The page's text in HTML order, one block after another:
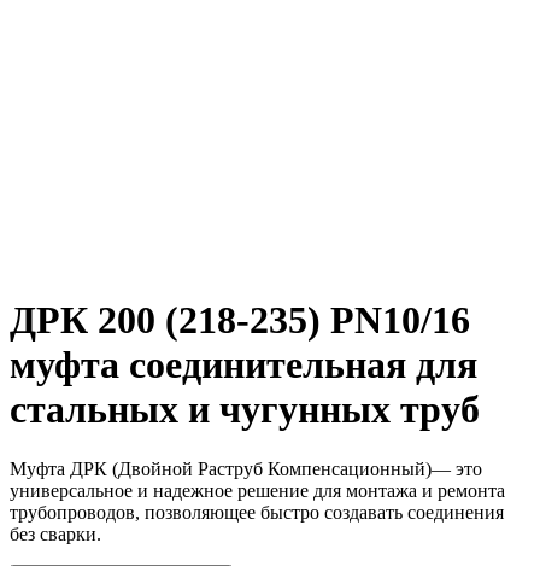
ДРК 200 (218-235) PN10/16
муфта соединительная для
стальных и чугунных труб
Муфта ДРК (Двойной Раструб Компенсационный)— это
универсальное и надежное решение для монтажа и ремонта
трубопроводов, позволяющее быстро создавать соединения
без сварки.